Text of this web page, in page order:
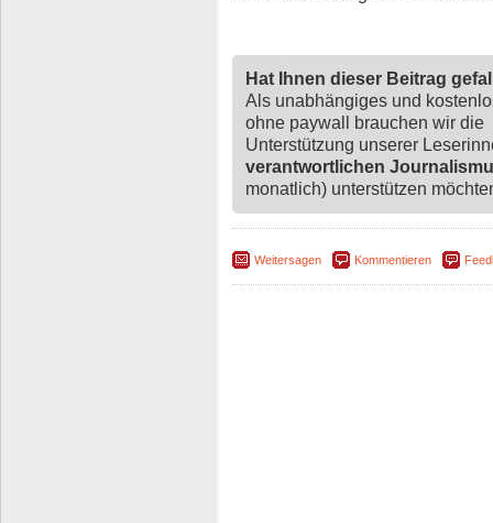
Hat Ihnen dieser Beitrag
Als unabhängiges und
ohne paywall brauchen wir die
Unterstützung unserer
verantwortlichen
monatlich) unterstützen
Weitersagen Kommentieren